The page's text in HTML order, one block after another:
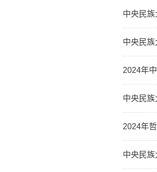
中央民
中央民
2024年
中央民
2024年
中央民